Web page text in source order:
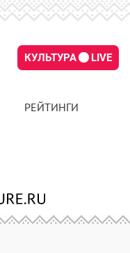
КУЛЬТУРА LIVE
РЕЙТИНГИ